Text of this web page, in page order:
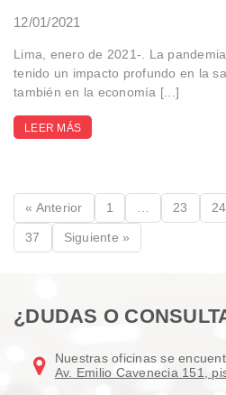
12/01/2021
Lima, enero de 2021-. La
tenido un impacto profundo en la
también en la economía [...]
LEER MÁS
« Anterior 1 … 23 24
37 Siguiente »
¿DUDAS O
Nuestras oficinas se
Av. Emilio Cavenecia 151,